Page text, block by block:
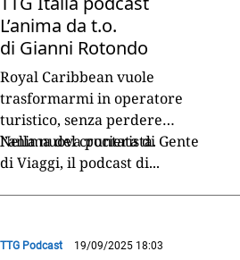
L’anima da t.o.
di Gianni Rotondo
Royal Caribbean vuole
trasformarmi in operatore
turistico, senza perdere
l’anima del crocierista.
Nella nuova puntata di Gente
di Viaggi, il podcast di...
TTG Podcast 19/09/2025 18:03